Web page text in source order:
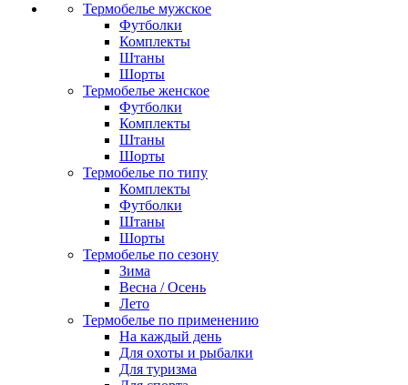
Термобелье мужское
Футболки
Комплекты
Штаны
Шорты
Термобелье женское
Футболки
Комплекты
Штаны
Шорты
Термобелье по типу
Комплекты
Футболки
Штаны
Шорты
Термобелье по сезону
Зима
Весна / Осень
Лето
Термобелье по применению
На каждый день
Для охоты и рыбалки
Для туризма